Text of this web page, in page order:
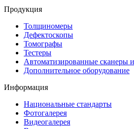
Продукция
Толщиномеры
Дефектоскопы
Томографы
Тестеры
Автоматизированные сканеры
Дополнительное оборудование
Информация
Национальные стандарты
Фотогалерея
Видеогалерея